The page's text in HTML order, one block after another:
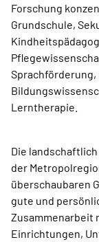
Forschung
Grundschule,
Lerntherapie.
Die
der
überschaubaren
gute und
Zusammenarbeit
Einrichtungen,